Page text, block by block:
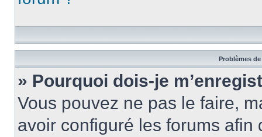
Problèmes
» Pourquoi dois-je
Vous pouvez ne pas le faire,
avoir configuré les forums afin